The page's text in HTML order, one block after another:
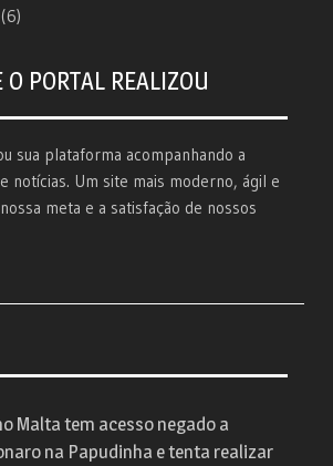
(6)
O PORTAL REALIZOU
sua plataforma acompanhando a
notícias. Um site mais moderno, ágil e
meta e a satisfação de nossos
Malta tem acesso negado a
na Papudinha e tenta realizar